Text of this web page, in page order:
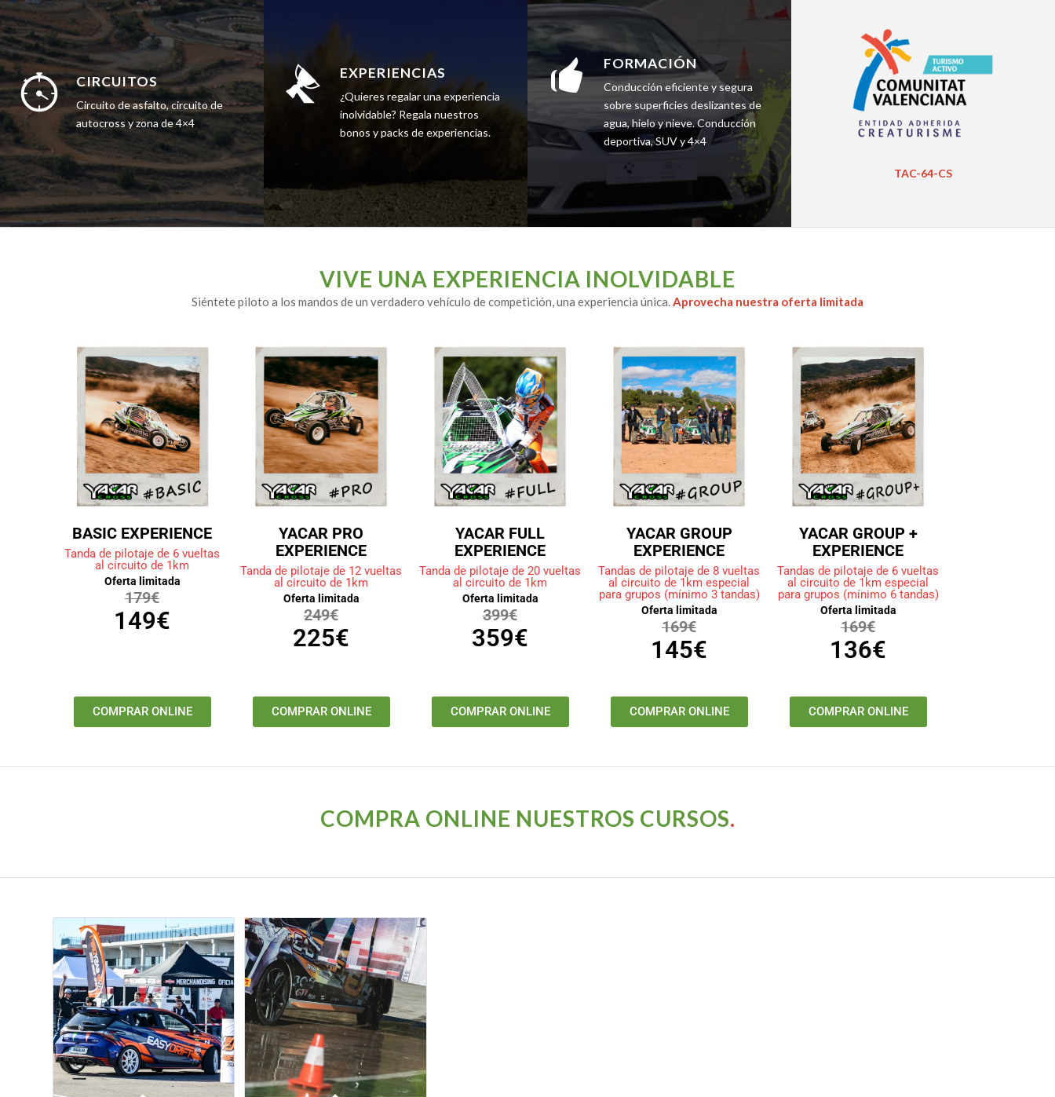
CIRCUITOS
Circuito de asfalto, circuito de
autocross y zona de 4×4
EXPERIENCIAS
¿Quieres regalar una experiencia
inolvidable? Regala nuestros
bonos y packs de experiencias.
FORMACIÓN
Conducción eficiente y segura
sobre superficies deslizantes de
agua, hielo y nieve. Conducción
deportiva, SUV y 4×4
TAC-64-CS
VIVE UNA EXPERIENCIA INOLVIDABLE
Siéntete piloto a los mandos de un verdadero vehículo de competición, una experiencia única. Aprovecha nuestra oferta limitada
BASIC EXPERIENCE
Tanda de pilotaje de 6 vueltas
al circuito de 1km
Oferta limitada
179€
149€
COMPRAR ONLINE
YACAR PRO
EXPERIENCE
Tanda de pilotaje de 12 vueltas
al circuito de 1km
Oferta limitada
249€
225€
COMPRAR ONLINE
YACAR FULL
EXPERIENCE
Tanda de pilotaje de 20 vueltas
al circuito de 1km
Oferta limitada
399€
359€
COMPRAR ONLINE
YACAR GROUP
EXPERIENCE
Tandas de pilotaje de 8 vueltas
al circuito de 1km especial
para grupos (mínimo 3 tandas)
Oferta limitada
169€
145€
COMPRAR ONLINE
YACAR GROUP +
EXPERIENCE
Tandas de pilotaje de 6 vueltas
al circuito de 1km especial
para grupos (mínimo 6 tandas)
Oferta limitada
169€
136€
COMPRAR ONLINE
COMPRA ONLINE NUESTROS CURSOS.